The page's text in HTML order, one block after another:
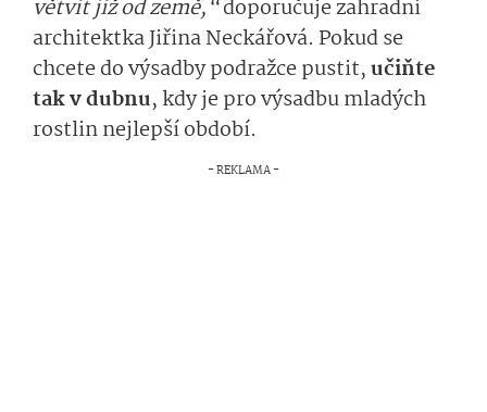
větvit již od země,“doporučuje zahradní
architektka Jiřina Neckářová. Pokud se
chcete do výsadby podražce pustit,učiňte
tak v dubnu, kdy je pro výsadbu mladých
rostlin nejlepší období.